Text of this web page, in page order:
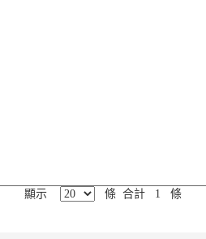
顯示 條 合計 1 條